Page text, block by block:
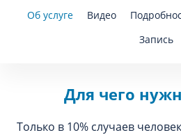
Об услуге Видео
Запись
Для чего
Только в 10% случаев